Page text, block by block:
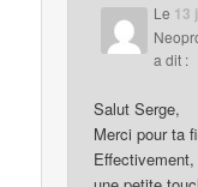
Le 13
a dit :
Salut Serge,
Merci pour ta